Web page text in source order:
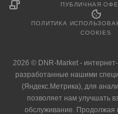
ПУБЛИЧНАЯ
ПОЛИТИКА
COOKIES
2026 © DNR-Market -
разработанные нашими
(Яндекс.Метрика), для
позволяет нам улучшать
обслуживание. Продолжая